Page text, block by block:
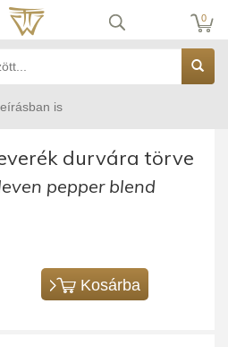
0
is
durvára törve
pepper blend
Kosárba